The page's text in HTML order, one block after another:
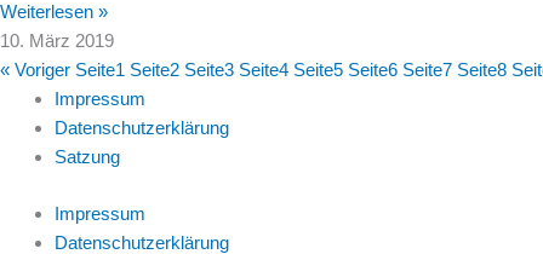
Weiterlesen »
10. März 2019
« Voriger Seite1 Seite2 Seite3 Seite4 Seite5 Seite6 Seite7 Seite8
Impressum
Datenschutzerklärung
Satzung
Impressum
Datenschutzerklärung